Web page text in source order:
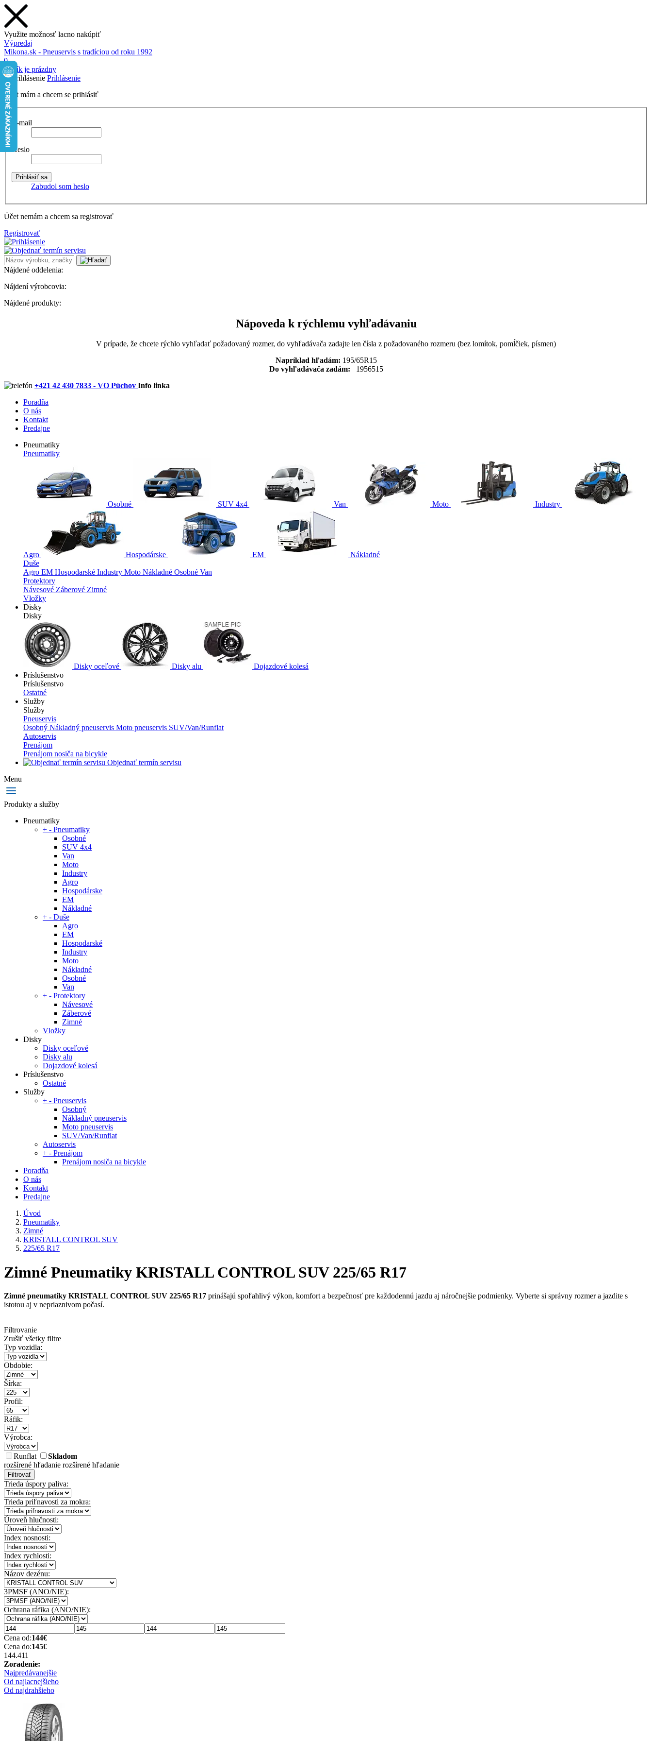
Využite možnosť lacno nakúpiť
Výpredaj
Mikona.sk - Pneuservis s tradíciou od roku 1992
0
Košík je prázdny
Prihlásenie
Účet mám a chcem se prihlásiť
E-mail
Heslo
Zabudol som heslo
Účet nemám a chcem sa registrovať
Registrovať
Nájdené oddelenia:
Nájdení výrobcovia:
Nájdené produkty:
Nápoveda k rýchlemu vyhľadávaniu
V prípade, že chcete rýchlo vyhľadať požadovaný rozmer, do vyhľadávača zadajte len čísla z požadovaného rozmeru (bez lomítok, pomĺčiek, písmen)
Napríklad hľadám: 195/65R15
Do vyhľadávača zadám: 1956515
+421 42 430 7833 - VO Púchov Info linka
Poradňa
O nás
Kontakt
Predajne
Pneumatiky
Pneumatiky
Osobné SUV 4x4 Van Moto Industry
Agro Hospodárske EM
Nákladné
Duše
Agro EM Hospodarské Industry Moto Nákladné Osobné Van
Protektory
Návesové Záberové Zimné
Vložky
Disky
Disky
Disky oceľové Disky alu
Dojazdové kolesá
Príslušenstvo
Príslušenstvo
Ostatné
Služby
Služby
Pneuservis
Osobný Nákladný pneuservis Moto pneuservis SUV/Van/Runflat
Autoservis
Prenájom
Prenájom nosiča na bicykle
Objednať termín servisu
Menu
Produkty a služby
Pneumatiky
+ - Pneumatiky
Osobné
SUV 4x4
Van
Moto
Industry
Agro
Hospodárske
EM
Nákladné
+ - Duše
Agro
EM
Hospodarské
Industry
Moto
Nákladné
Osobné
Van
+ - Protektory
Návesové
Záberové
Zimné
Vložky
Disky
Disky oceľové
Disky alu
Dojazdové kolesá
Príslušenstvo
Ostatné
Služby
+ - Pneuservis
Osobný
Nákladný pneuservis
Moto pneuservis
SUV/Van/Runflat
Autoservis
+ - Prenájom
Prenájom nosiča na bicykle
Poradňa
O nás
Kontakt
Predajne
Úvod
Pneumatiky
Zimné
KRISTALL CONTROL SUV
225/65 R17
Zimné Pneumatiky KRISTALL CONTROL SUV 225/65 R17
Zimné pneumatiky KRISTALL CONTROL SUV 225/65 R17 prinášajú spoľahlivý výkon, komfort a bezpečnosť pre každodennú jazdu aj náročnejšie podmienky. Vyberte si správny rozmer a jazdite s
istotou aj v nepriaznivom počasí.
Filtrovanie
Zrušiť všetky filtre
Typ vozidla:
Obdobie:
Šírka:
Profil:
Ráfik:
Výrobca:
Runflat
Skladom
rozšírené hľadanie rozšírené hľadanie
Filtrovať
Trieda úspory paliva:
Trieda priľnavosti za mokra:
Úroveň hlučnosti:
Index nosnosti:
Index rychlosti:
Názov dezénu:
3PMSF (ANO/NIE):
Ochrana ráfika (ANO/NIE):
Cena od:144€
Cena do:145€
144.411
Zoradenie:
Najpredávanejšie
Od najlacnejšieho
Od najdrahšieho